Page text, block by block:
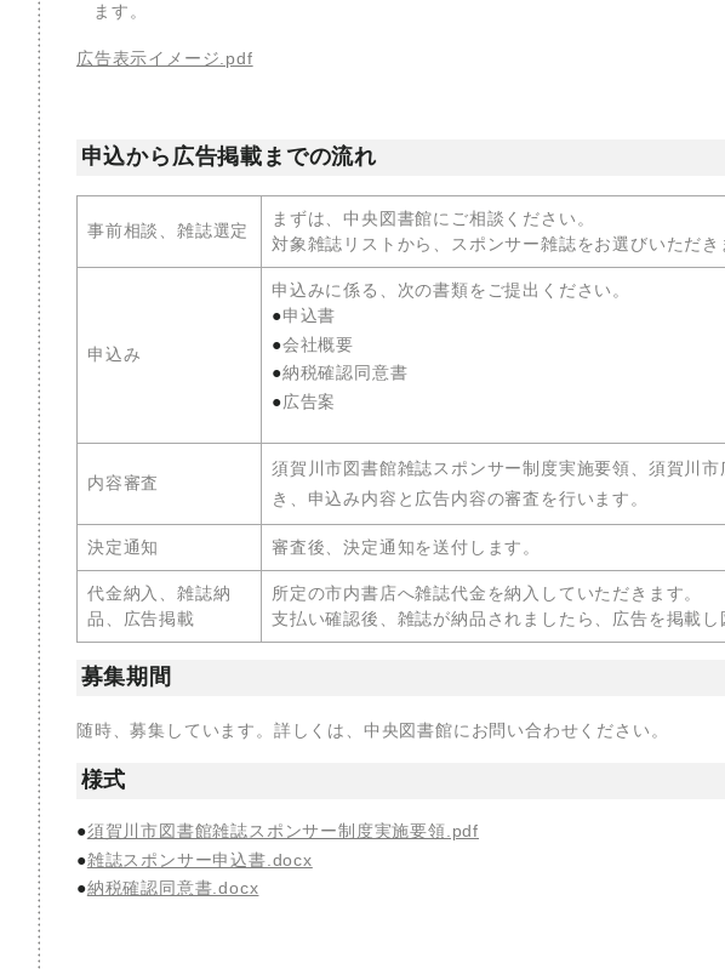
ます。
広告表示イメージ.pdf
申込から広告掲載までの流れ
事前相談、雑誌選定
まずは、中央図書館にご相談ください。
対象雑誌リストから、スポンサー雑誌をお選びいただき
申込み
申込みに係る、次の書類をご提出ください。
申込書
会社概要
納税確認同意書
広告案
内容審査
須賀川市図書館雑誌スポンサー制度実施要領、須賀川
き、申込み内容と広告内容の審査を行います。
決定通知 審査後、決定通知を送付します。
代金納入、雑誌納
品、広告掲載
所定の市内書店へ雑誌代金を納入していただきます。
支払い確認後、雑誌が納品されましたら、広告を掲載し
募集期間
随時、募集しています。詳しくは、中央図書館にお問い合わせください。
様式
須賀川市図書館雑誌スポンサー制度実施要領.pdf
雑誌スポンサー申込書.docx
納税確認同意書.docx